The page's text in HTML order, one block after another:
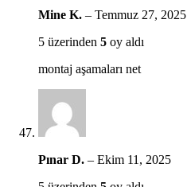
Mine K. – Temmuz 27, 2025
5 üzerinden 5 oy aldı
montaj aşamaları net
Pınar D. – Ekim 11, 2025